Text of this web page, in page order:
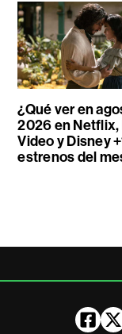
¿Qué ver en
2026 en Netflix,
Video y Disney
estrenos del